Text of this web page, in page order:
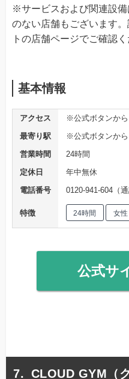
※サービスおよび関連設
のない店舗もございます
トの店舗ページでご確認
基本情報
アクセス
※公式ボタンか
最寄り駅
※公式ボタンか
営業時間
24時間
定休日
年中無休
電話番号
0120-941-604（
特徴 24時間 女性
公式サ
CLOUD GYM（